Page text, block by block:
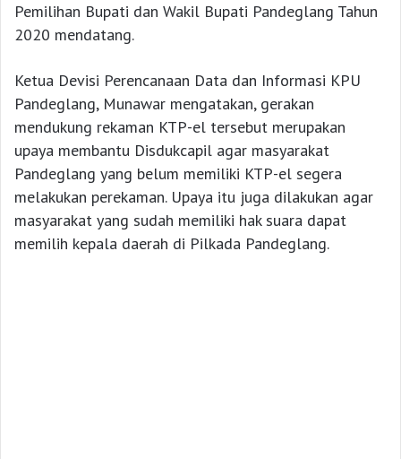
Pemilihan Bupati dan Wakil Bupati Pandeglang Tahun
2020 mendatang.
Ketua Devisi Perencanaan Data dan Informasi KPU
Pandeglang, Munawar mengatakan, gerakan
mendukung rekaman KTP-el tersebut merupakan
upaya membantu Disdukcapil agar masyarakat
Pandeglang yang belum memiliki KTP-el segera
melakukan perekaman. Upaya itu juga dilakukan agar
masyarakat yang sudah memiliki hak suara dapat
memilih kepala daerah di Pilkada Pandeglang.